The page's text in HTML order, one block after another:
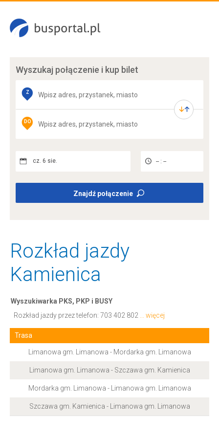
Wyszukaj połączenie i kup bilet
Z
DO
cz. 6 sie. -- : --
Znajdź połączenie
Rozkład jazdy
Kamienica
Wyszukiwarka PKS, PKP i BUSY
Rozkład jazdy przez telefon: 703 402 802 ... więcej
Trasa
Limanowa gm. Limanowa - Mordarka gm. Limanowa
Limanowa gm. Limanowa - Szczawa gm. Kamienica
Mordarka gm. Limanowa - Limanowa gm. Limanowa
Szczawa gm. Kamienica - Limanowa gm. Limanowa